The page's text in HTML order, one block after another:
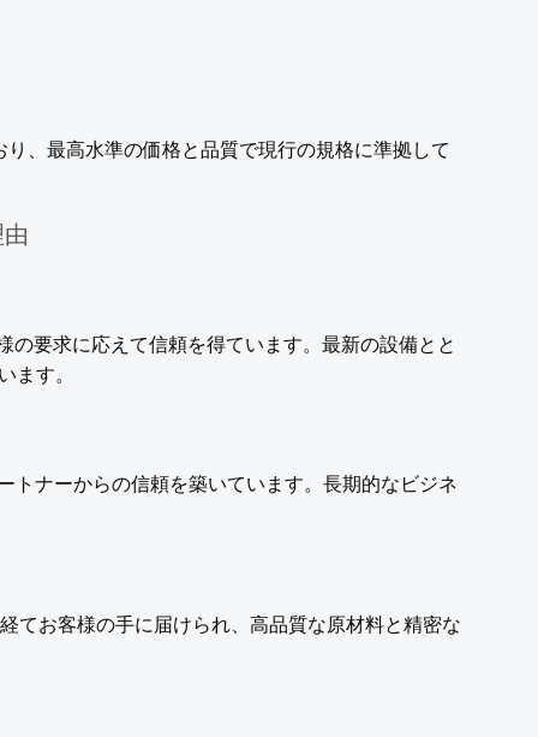
、最高水準の価格と品質で現行の規格に準拠して
要求に応えて信頼を得ています。最新の設備とと
す。
ナーからの信頼を築いています。長期的なビジネ
てお客様の手に届けられ、高品質な原材料と精密な